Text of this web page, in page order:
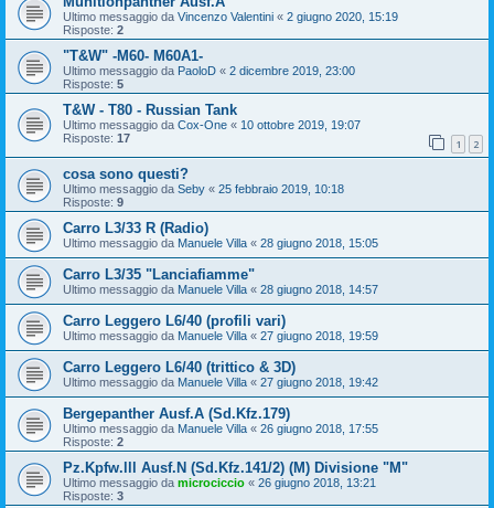
Ultimo messaggio da Vincenzo Valentini « 2 giugno 2020, 15:19
Risposte: 2
"T&W" -M60- M60A1-
Ultimo messaggio da PaoloD « 2 dicembre 2019, 23:00
Risposte: 5
T&W - T80 - Russian Tank
Ultimo messaggio da Cox-One « 10 ottobre 2019, 19:07
Risposte: 17 1 2
cosa sono questi?
Ultimo messaggio da Seby « 25 febbraio 2019, 10:18
Risposte: 9
Carro L3/33 R (Radio)
Ultimo messaggio da Manuele Villa « 28 giugno 2018, 15:05
Carro L3/35 "Lanciafiamme"
Ultimo messaggio da Manuele Villa « 28 giugno 2018, 14:57
Carro Leggero L6/40 (profili vari)
Ultimo messaggio da Manuele Villa « 27 giugno 2018, 19:59
Carro Leggero L6/40 (trittico & 3D)
Ultimo messaggio da Manuele Villa « 27 giugno 2018, 19:42
Bergepanther Ausf.A (Sd.Kfz.179)
Ultimo messaggio da Manuele Villa « 26 giugno 2018, 17:55
Risposte: 2
Pz.Kpfw.lll Ausf.N (Sd.Kfz.141/2) (M) Divisione "M"
Ultimo messaggio da microciccio « 26 giugno 2018, 13:21
Risposte: 3